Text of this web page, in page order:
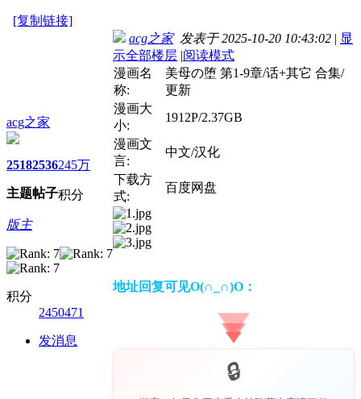
[复制链接]
acg之家
2518
主题
2536
帖子
245万
积分
版主
积分
2450471
发消息
acg之家发表于 2025-10-20 10:43:02 | 显
示全部楼层 |阅读模式
漫画名
称:
美母の堕 第1-9章/话+其它 合集/
更新
漫画大
小:
1912P/2.37GB
漫画文
言:
中文/汉化
下载方
式:
百度网盘
地址回复可见O(∩_∩)O：